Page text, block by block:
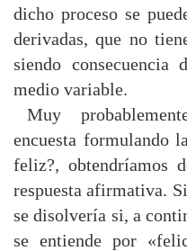
dicho proceso se
derivadas, que no
siendo consecuencia
medio variable.
Muy
encuesta formulando
feliz?, obtendríamos
respuesta afirmativa.
se disolvería si, a
se entiende por